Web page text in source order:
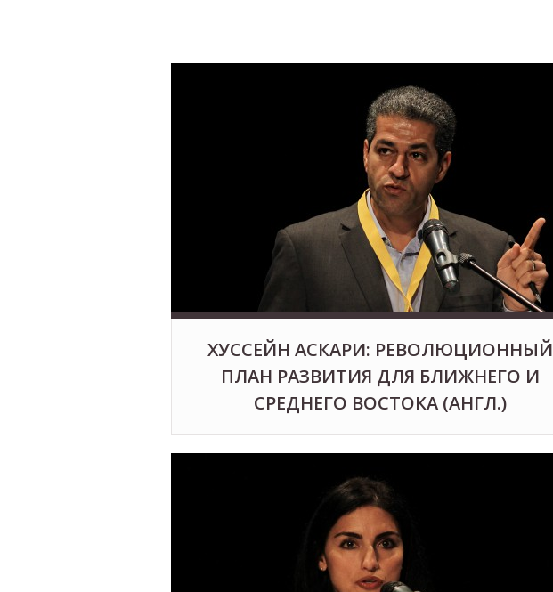
ХУССЕЙН АСКАРИ: РЕВОЛЮЦИОННЫЙ
ПЛАН РАЗВИТИЯ ДЛЯ БЛИЖНЕГО И
СРЕДНЕГО ВОСТОКА (АНГЛ.)